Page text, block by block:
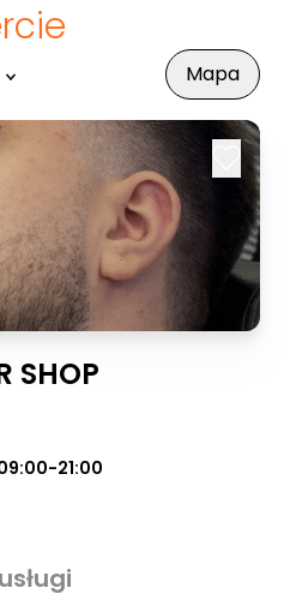
Mapa
SHOP
21:00